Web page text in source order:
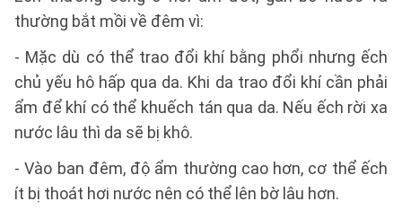
thường bắt mồi về đêm vì:
- Mặc dù có thể trao đổi khí bằng phổi nhưng ếch
chủ yếu hô hấp qua da. Khi da trao đổi khí cần phải
ẩm để khí có thể khuếch tán qua da. Nếu ếch rời xa
nước lâu thì da sẽ bị khô.
- Vào ban đêm, độ ẩm thường cao hơn, cơ thể ếch
ít bị thoát hơi nước nên có thể lên bờ lâu hơn.